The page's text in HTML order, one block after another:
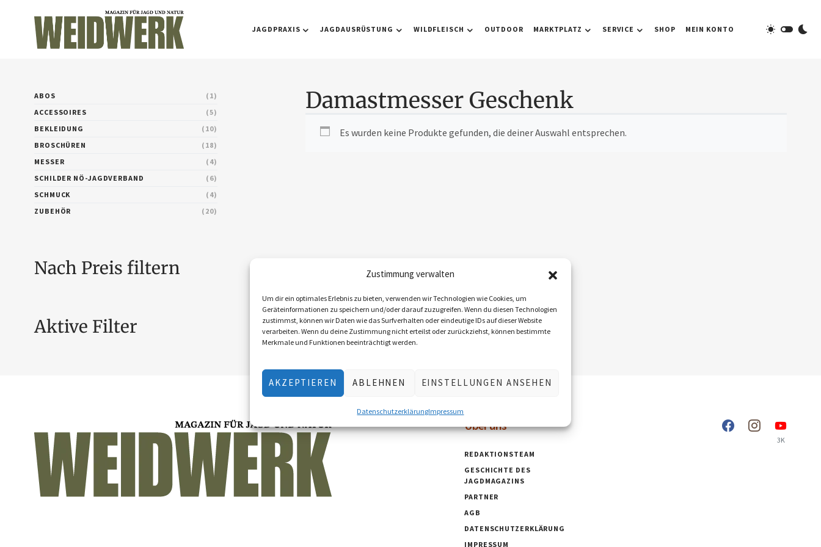
Zustimmung verwalten
Um dir ein optimales Erlebnis zu bieten, verwenden wir Technologien wie Cookies, um
Geräteinformationen zu speichern und/oder darauf zuzugreifen. Wenn du diesen Technologien
zustimmst, können wir Daten wie das Surfverhalten oder eindeutige IDs auf dieser Website
verarbeiten. Wenn du deine Zustimmung nicht erteilst oder zurückziehst, können bestimmte
Merkmale und Funktionen beeinträchtigt werden.
AKZEPTIEREN ABLEHNEN EINSTELLUNGEN ANSEHEN
DatenschutzerklärungImpressum
JAGDPRAXIS JAGDAUSRÜSTUNG WILDFLEISCH OUTDOOR MARKTPLATZ SERVICE SHOP MEIN KONTO
Damastmesser Geschenk
Es wurden keine Produkte gefunden, die deiner Auswahl entsprechen.
ABOS
1
ACCESSOIRES
5
BEKLEIDUNG
10
BROSCHÜREN
18
MESSER
4
SCHILDER NÖ-JAGDVERBAND
6
SCHMUCK
4
ZUBEHÖR
20
Nach Preis filtern
Aktive Filter
Über uns
REDAKTIONSTEAM
GESCHICHTE DES
JAGDMAGAZINS
PARTNER
AGB
DATENSCHUTZERKLÄRUNG
IMPRESSUM
3K